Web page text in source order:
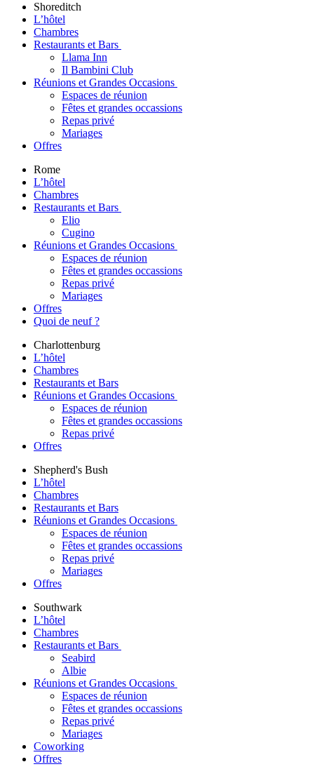
Shoreditch
L’hôtel
Chambres
Restaurants et Bars
Llama Inn
Il Bambini Club
Réunions et Grandes Occasions
Espaces de réunion
Fêtes et grandes occassions
Repas privé
Mariages
Offres
Rome
L’hôtel
Chambres
Restaurants et Bars
Elio
Cugino
Réunions et Grandes Occasions
Espaces de réunion
Fêtes et grandes occassions
Repas privé
Mariages
Offres
Quoi de neuf ?
Charlottenburg
L’hôtel
Chambres
Restaurants et Bars
Réunions et Grandes Occasions
Espaces de réunion
Fêtes et grandes occassions
Repas privé
Offres
Shepherd's Bush
L’hôtel
Chambres
Restaurants et Bars
Réunions et Grandes Occasions
Espaces de réunion
Fêtes et grandes occassions
Repas privé
Mariages
Offres
Southwark
L’hôtel
Chambres
Restaurants et Bars
Seabird
Albie
Réunions et Grandes Occasions
Espaces de réunion
Fêtes et grandes occassions
Repas privé
Mariages
Coworking
Offres